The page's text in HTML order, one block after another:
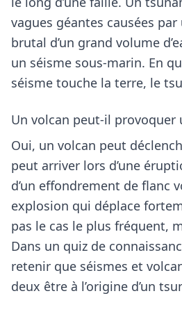
vagues géantes causées
brutal d’un grand volume
un séisme sous-marin. En
séisme touche la terre, le
Un volcan peut-il provoquer
Oui, un volcan peut
peut arriver lors d’une
d’un effondrement de flanc
explosion qui déplace
pas le cas le plus fréquent,
Dans un quiz de
retenir que séismes et
deux être à l’origine d’un